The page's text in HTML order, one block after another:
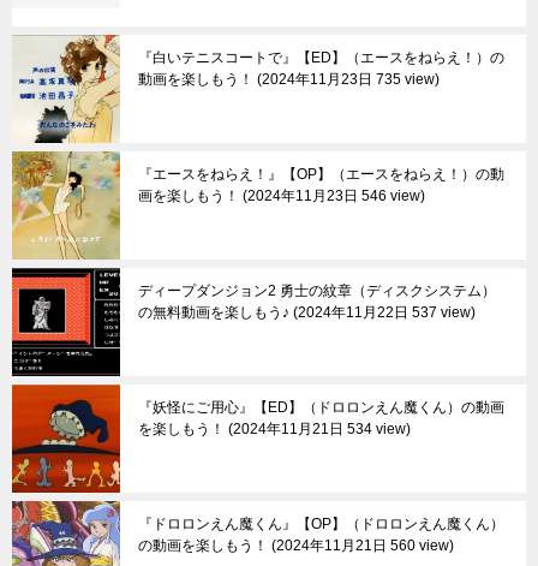
『白いテニスコートで』【ED】（エースをねらえ！）の
動画を楽しもう！
2024年11月23日 735 view
『エースをねらえ！』【OP】（エースをねらえ！）の動
画を楽しもう！
2024年11月23日 546 view
ディープダンジョン2 勇士の紋章（ディスクシステム）
の無料動画を楽しもう♪ 2024年11月22日 537 view
『妖怪にご用心』【ED】（ドロロンえん魔くん）の動画
を楽しもう！
2024年11月21日 534 view
『ドロロンえん魔くん』【OP】（ドロロンえん魔くん）
の動画を楽しもう！
2024年11月21日 560 view